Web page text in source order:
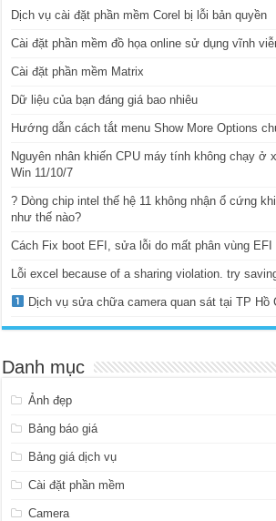
Dịch vụ cài đặt phần mềm Corel bị lỗi bản quyền
Cài đặt phần mềm đồ họa online sử dụng vĩnh
Cài đặt phần mềm Matrix
Dữ liệu của bạn đáng giá bao nhiêu
Hướng dẫn cách tắt menu Show More Options
Nguyên nhân khiến CPU máy tính không chạy ở
Win 11/10/7
? Dòng chip intel thế hệ 11 không nhận ổ cứng
như thế nào?
Cách Fix boot EFI, sửa lỗi do mất phân vùng EFI
Lỗi excel because of a sharing violation. try
Dịch vụ sửa chữa camera quan sát tại TP Hồ
Danh mục
Ảnh đẹp
Bảng báo giá
Bảng giá dịch vụ
Cài đặt phần mềm
Camera